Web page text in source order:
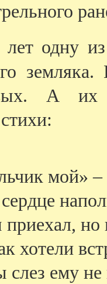
лет одну
А их
мой» –
но
хотели
слез ему не